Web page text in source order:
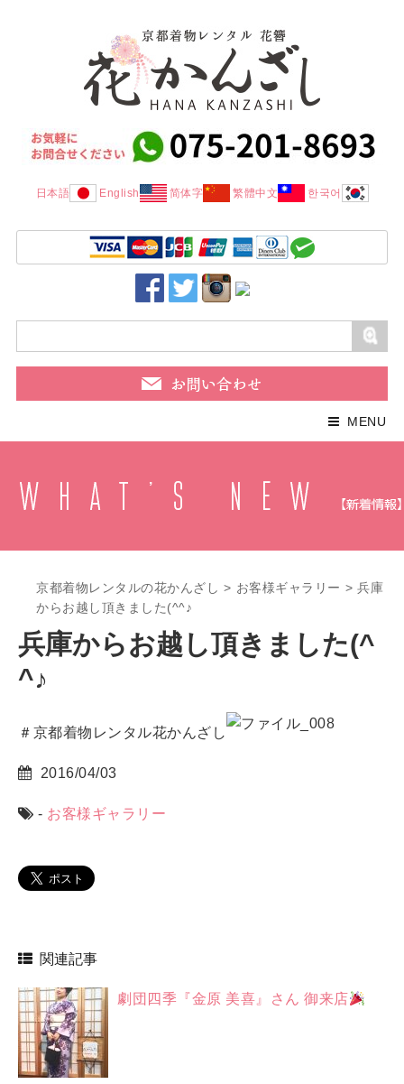
日本語 English 简体字 繁體中文 한국어
MENU
京都着物レンタルの花かんざし > お客様ギャラリー > 兵庫
からお越し頂きました(^^♪
兵庫からお越し頂きました(^
^♪
＃京都着物レンタル花かんざし
2016/04/03
- お客様ギャラリー
関連記事
劇団四季『金原 美喜』さん 御来店